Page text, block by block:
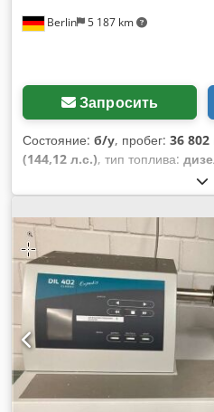
Berlin 5 187 km
Запросить
Состояние: б/у, пробег: 36 802
(144,12 л.с.), тип топлива:
, общий вес:2
1 838 кг, первая регистрация:
проверка (TÜV):06/2028,
кабина водителя:другое,
мест:6, общая длина:4 959 мм
1 950 мм, топливо:дизель,
компьютер, круиз-контроль,
раздвижная дверь,
замок, электронная